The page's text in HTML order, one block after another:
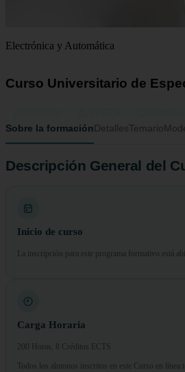
Electrónica y Automática
Curso Universitario de
Sobre la formaciónDetallesTemario
Descripción General del
Inicio de curso
La inscripción para este programa formativo está
Carga Horaria
200 Horas, 8 Créditos ECTS
Todos los alumnos inscritos en este Curso en línea